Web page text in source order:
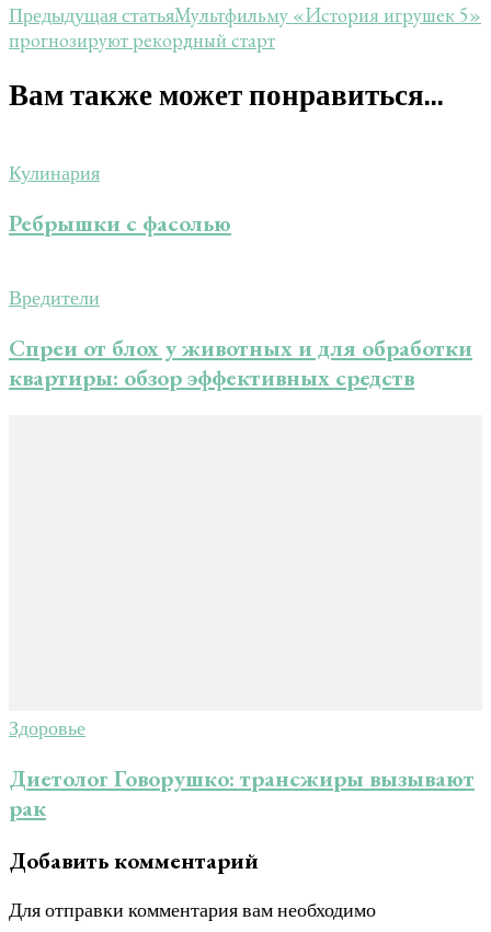
Предыдущая статьяМультфильму «История игрушек 5»
прогнозируют рекордный старт
Вам также может понравиться...
Кулинария
Ребрышки с фасолью
Вредители
Спреи от блох у животных и для обработки
квартиры: обзор эффективных средств
Здоровье
Диетолог Говорушко: трансжиры вызывают
рак
Добавить комментарий
Для отправки комментария вам необходимо